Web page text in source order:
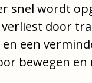
snel wordt
door
een
bewegen